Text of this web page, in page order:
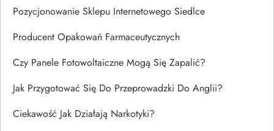
Pozycjonowanie Sklepu Internetowego Siedlce
Producent Opakowań Farmaceutycznych
Czy Panele Fotowoltaiczne Mogą Się Zapalić?
Jak Przygotować Się Do Przeprowadzki Do Anglii?
Ciekawość Jak Działają Narkotyki?